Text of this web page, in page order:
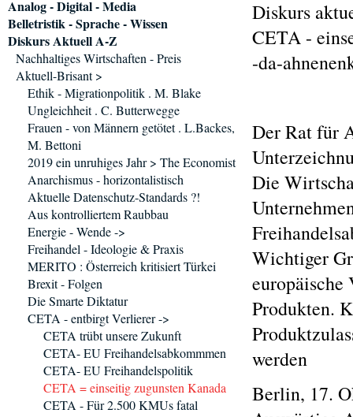
Diskurs
CETA -
-da-
Der Rat für
Die
Wichtiger
europäische
Produkten.
werden
Berlin, 17.
Analog - Digital - Media
Belletristik - Sprache - Wissen
Diskurs Aktuell A-Z
Nachhaltiges Wirtschaften - Preis
Aktuell-Brisant >
Ethik - Migrationpolitik . M. Blake
Ungleichheit . C. Butterwegge
Frauen - von Männern getötet . L.Backes,
M. Bettoni
2019 ein unruhiges Jahr > The Economist
Anarchismus - horizontalistisch
Aktuelle Datenschutz-Standards ?!
Aus kontrolliertem Raubbau
Energie - Wende ->
Freihandel - Ideologie & Praxis
MERITO : Österreich kritisiert Türkei
Brexit - Folgen
Die Smarte Diktatur
CETA - entbirgt Verlierer ->
CETA trübt unsere Zukunft
CETA- EU Freihandelsabkommmen
CETA- EU Freihandelspolitik
CETA = einseitig zugunsten Kanada
CETA - Für 2.500 KMUs fatal